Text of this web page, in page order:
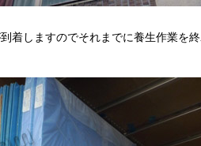
着しますのでそれまでに養生作業を